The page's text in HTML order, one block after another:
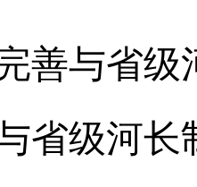
与省级
省级河